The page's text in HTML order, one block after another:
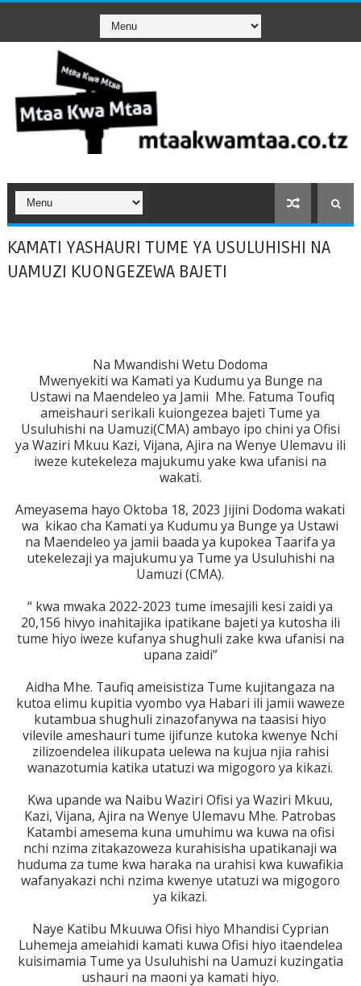
KAMATI YASHAURI TUME YA USULUHISHI NA
UAMUZI KUONGEZEWA BAJETI
Na Mwandishi Wetu Dodoma
Mwenyekiti wa Kamati ya Kudumu ya Bunge na
Ustawi na Maendeleo ya Jamii Mhe. Fatuma Toufiq
ameishauri serikali kuiongezea bajeti Tume ya
Usuluhishi na Uamuzi(CMA) ambayo ipo chini ya Ofisi
ya Waziri Mkuu Kazi, Vijana, Ajira na Wenye Ulemavu ili
iweze kutekeleza majukumu yake kwa ufanisi na
wakati.
Ameyasema hayo Oktoba 18, 2023 Jijini Dodoma wakati
wa kikao cha Kamati ya Kudumu ya Bunge ya Ustawi
na Maendeleo ya jamii baada ya kupokea Taarifa ya
utekelezaji ya majukumu ya Tume ya Usuluhishi na
Uamuzi (CMA).
“ kwa mwaka 2022-2023 tume imesajili kesi zaidi ya
20,156 hivyo inahitajika ipatikane bajeti ya kutosha ili
tume hiyo iweze kufanya shughuli zake kwa ufanisi na
upana zaidi”
Aidha Mhe. Taufiq ameisistiza Tume kujitangaza na
kutoa elimu kupitia vyombo vya Habari ili jamii waweze
kutambua shughuli zinazofanywa na taasisi hiyo
vilevile ameshauri tume ijifunze kutoka kwenye Nchi
zilizoendelea ilikupata uelewa na kujua njia rahisi
wanazotumia katika utatuzi wa migogoro ya kikazi.
Kwa upande wa Naibu Waziri Ofisi ya Waziri Mkuu,
Kazi, Vijana, Ajira na Wenye Ulemavu Mhe. Patrobas
Katambi amesema kuna umuhimu wa kuwa na ofisi
nchi nzima zitakazoweza kurahisisha upatikanaji wa
huduma za tume kwa haraka na urahisi kwa kuwafikia
wafanyakazi nchi nzima kwenye utatuzi wa migogoro
ya kikazi.
Naye Katibu Mkuuwa Ofisi hiyo Mhandisi Cyprian
Luhemeja ameiahidi kamati kuwa Ofisi hiyo itaendelea
kuisimamia Tume ya Usuluhishi na Uamuzi kuzingatia
ushauri na maoni ya kamati hiyo.